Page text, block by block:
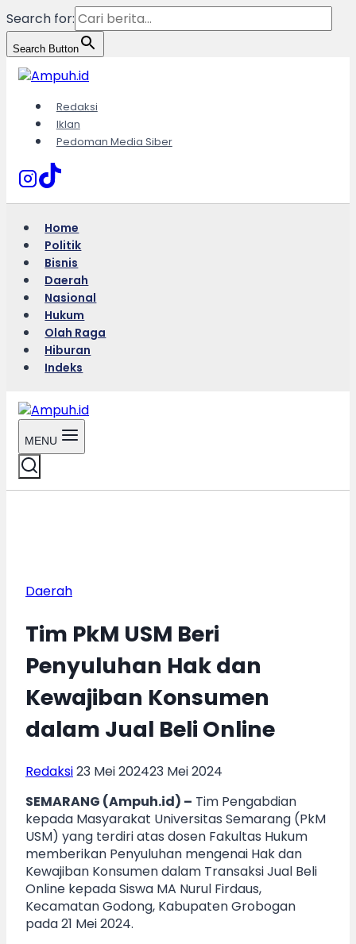
Search for:
Search Button
Skip
to
content
Redaksi
Iklan
Pedoman Media Siber
Home
Politik
Bisnis
Daerah
Nasional
Hukum
Olah Raga
Hiburan
Indeks
MENU
Daerah
Tim PkM USM Beri
Penyuluhan Hak dan
Kewajiban Konsumen
dalam Jual Beli Online
Redaksi23 Mei 202423 Mei 2024
SEMARANG (Ampuh.id) – Tim Pengabdian
kepada Masyarakat Universitas Semarang (PkM
USM) yang terdiri atas dosen Fakultas Hukum
memberikan Penyuluhan mengenai Hak dan
Kewajiban Konsumen dalam Transaksi Jual Beli
Online kepada Siswa MA Nurul Firdaus,
Kecamatan Godong, Kabupaten Grobogan
pada 21 Mei 2024.